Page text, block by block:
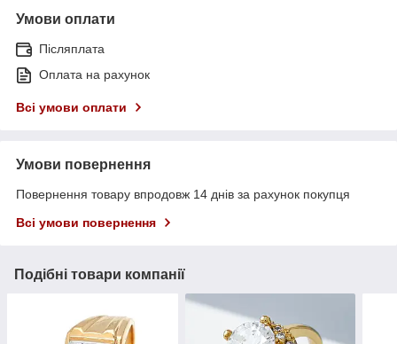
Умови оплати
Післяплата
Оплата на рахунок
Всі умови оплати
Умови повернення
Повернення товару впродовж 14 днів за рахунок покупця
Всі умови повернення
Подібні товари компанії